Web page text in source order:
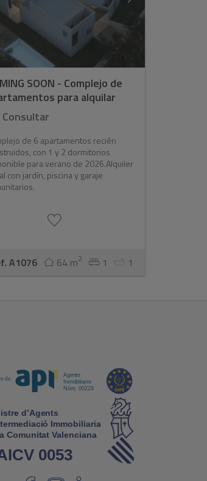
SOON - Complejo de
para alquilar
Consultar
de 6 apartamentos recién
con 1 y 2 dormitorios
para verano de 2026.Alquiler
con jardín, piscina y garaje
A1076 64 m2 1 1